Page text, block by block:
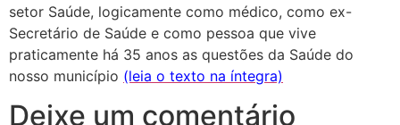
setor Saúde, logicamente como médico, como ex-
Secretário de Saúde e como pessoa que vive
praticamente há 35 anos as questões da Saúde do
nosso município (leia o texto na íntegra)
Deixe um comentário